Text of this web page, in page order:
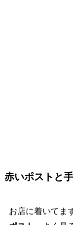
赤いポストと
お店に着いてま